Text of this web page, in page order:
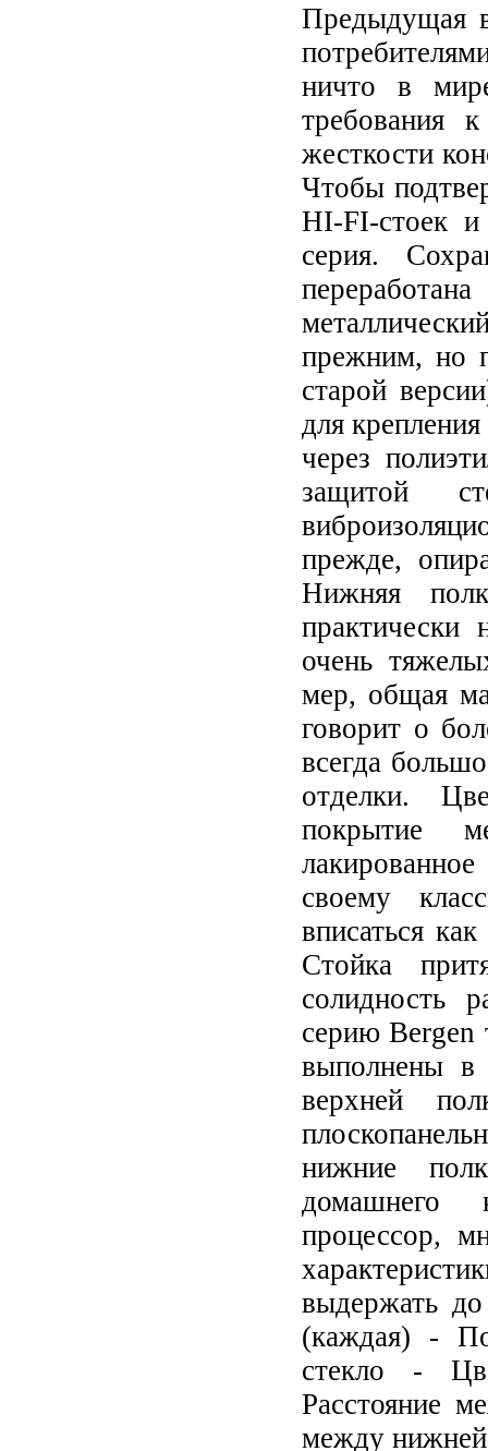
Предыдущая
ничто в
требования
жесткости
Чтобы
HI-FI-стоек
серия.
прежним, но
старой
для
через
защитой
прежде,
Нижняя
практически
очень
мер, общая
говорит о
всегда
отделки.
покрытие
своему
вписаться
Стойка
солидность
серию Bergen
выполнены в
верхней
нижние
домашнего
процессор,
выдержать
(каждая) -
стекло -
Расстояние
между